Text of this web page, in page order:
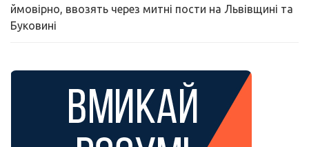
ймовірно, ввозять через митні пости на Львівщині та
Буковині